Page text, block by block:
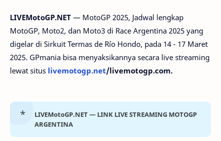
LIVEMotoGP.NET — MotoGP 2025, Jadwal lengkap
MotoGP, Moto2, dan Moto3 di Race Argentina 2025 yang
digelar di Sirkuit Termas de Río Hondo, pada 14 - 17 Maret
2025. GPmania bisa menyaksikannya secara live streaming
lewat situs livemotogp.net/livemotogp.com.
LIVEMotoGP.NET — LINK LIVE STREAMING MOTOGP
ARGENTINA